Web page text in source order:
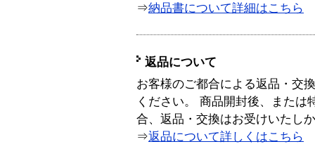
⇒納品書について詳細はこちら
返品について
お客様のご都合による返品・交
ください。 商品開封後、または
合、返品・交換はお受けいたし
⇒返品について詳しくはこちら